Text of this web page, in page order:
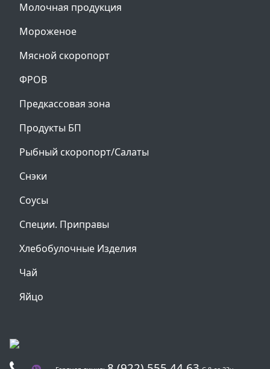
Молочная продукция
Мороженое
Мясной скоропорт
ФРОВ
Предкассовая зона
Продукты БП
Рыбный скоропорт/Салаты
Снэки
Соусы
Специи. Приправы
Хлебобулочные Изделия
Чай
Яйцо